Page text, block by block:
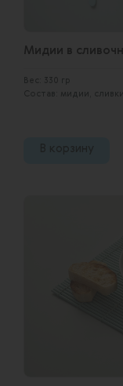
Мидии в
Вес: 330 гр
Состав: мидии,